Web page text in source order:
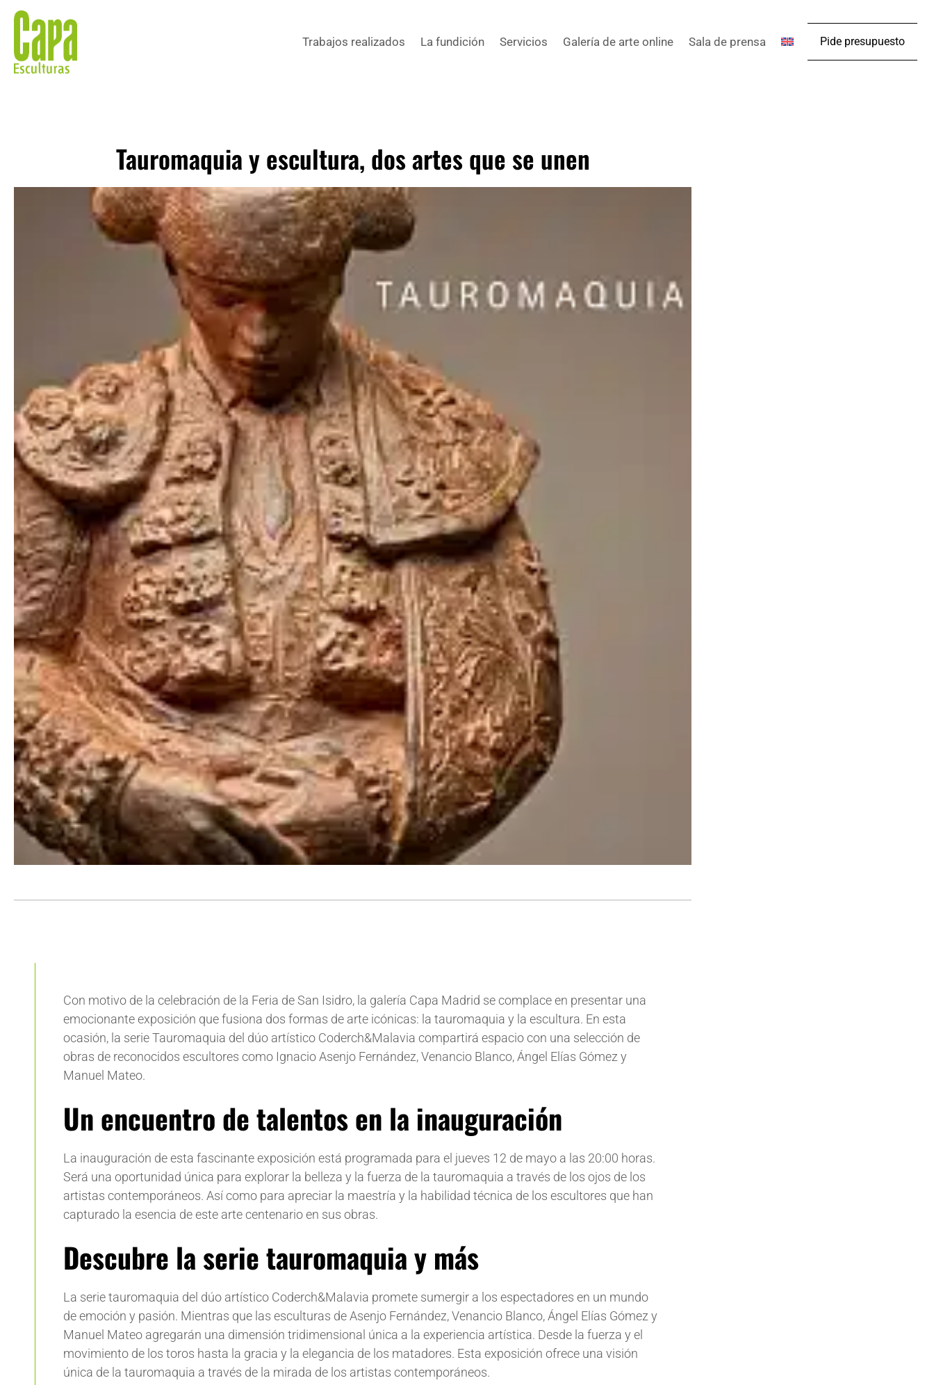
Trabajos realizados La fundición Servicios Galería de arte online Sala de prensa Pide presupuesto
Tauromaquia y escultura, dos artes que se unen
Con motivo de la celebración de la Feria de San Isidro, la galería Capa Madrid se complace en presentar una
emocionante exposición que fusiona dos formas de arte icónicas: la tauromaquia y la escultura. En esta
ocasión, la serie Tauromaquia del dúo artístico Coderch&Malavia compartirá espacio con una selección de
obras de reconocidos escultores como Ignacio Asenjo Fernández, Venancio Blanco, Ángel Elías Gómez y
Manuel Mateo.
Un encuentro de talentos en la inauguración
La inauguración de esta fascinante exposición está programada para el jueves 12 de mayo a las 20:00 horas.
Será una oportunidad única para explorar la belleza y la fuerza de la tauromaquia a través de los ojos de los
artistas contemporáneos. Así como para apreciar la maestría y la habilidad técnica de los escultores que han
capturado la esencia de este arte centenario en sus obras.
Descubre la serie tauromaquia y más
La serie tauromaquia del dúo artístico Coderch&Malavia promete sumergir a los espectadores en un mundo
de emoción y pasión. Mientras que las esculturas de Asenjo Fernández, Venancio Blanco, Ángel Elías Gómez y
Manuel Mateo agregarán una dimensión tridimensional única a la experiencia artística. Desde la fuerza y el
movimiento de los toros hasta la gracia y la elegancia de los matadores. Esta exposición ofrece una visión
única de la tauromaquia a través de la mirada de los artistas contemporáneos.